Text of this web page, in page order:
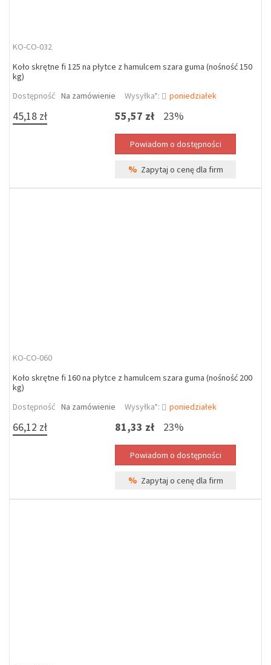
KO-CO-032
Koło skrętne fi 125 na płytce z hamulcem szara guma (nośność 150
kg)
Dostępność Na zamówienie Wysyłka*: poniedziałek
45,18 zł 55,57 zł 23%
% Zapytaj o cenę dla firm
KO-CO-060
Koło skrętne fi 160 na płytce z hamulcem szara guma (nośność 200
kg)
Dostępność Na zamówienie Wysyłka*: poniedziałek
66,12 zł 81,33 zł 23%
% Zapytaj o cenę dla firm